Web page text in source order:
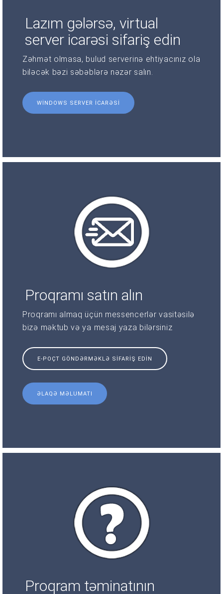
Lazım gələrsə, virtual
server icarəsi sifariş edin
Zəhmət olmasa, bulud serverinə ehtiyacınız ola
biləcək bəzi səbəblərə nəzər salın.
WINDOWS SERVER ICARƏSI
Proqramı satın alın
Proqramı almaq üçün messencerlər vasitəsilə
bizə məktub və ya mesaj yaza bilərsiniz
E-POÇT GÖNDƏRMƏKLƏ SIFARIŞ EDIN
ƏLAQƏ MƏLUMATI
Proqram təminatının